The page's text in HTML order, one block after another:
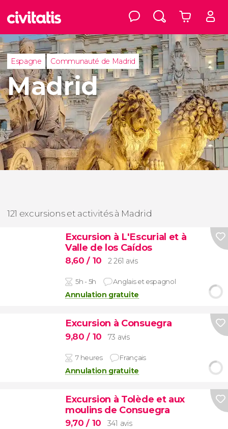
Espagne Communauté de Madrid
Madrid
121 excursions et activités à Madrid
Excursion à L'Escurial et à
Valle de los Caídos
8,60/ 10 2 261 avis
5h - 5h Anglais et espagnol
Annulation gratuite
Excursion à Consuegra
9,80/ 10 73 avis
7 heures Français
Annulation gratuite
Excursion à Tolède et aux
moulins de Consuegra
9,70/ 10 341 avis